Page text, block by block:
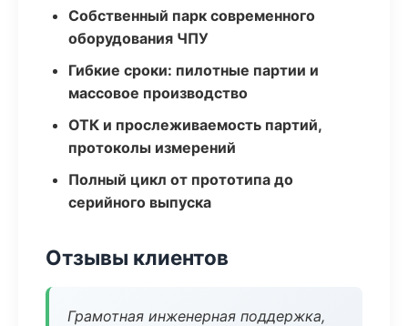
Собственный парк современного
оборудования ЧПУ
Гибкие сроки: пилотные партии и
массовое производство
ОТК и прослеживаемость партий,
протоколы измерений
Полный цикл от прототипа до
серийного выпуска
Отзывы клиентов
Грамотная инженерная поддержка,